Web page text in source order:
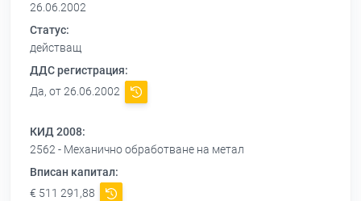
26.06.2002
Статус:
действащ
ДДС регистрация:
Да, от 26.06.2002
КИД 2008:
2562 - Механично обработване на метал
Вписан капитал:
€ 511 291,88